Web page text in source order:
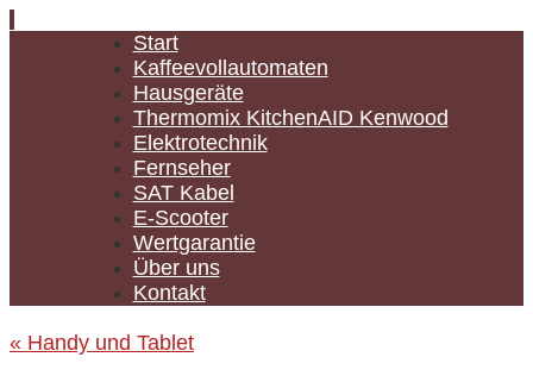
Start
Kaffeevollautomaten
Hausgeräte
Thermomix KitchenAID Kenwood
Elektrotechnik
Fernseher
SAT Kabel
E-Scooter
Wertgarantie
Über uns
Kontakt
« Handy und Tablet